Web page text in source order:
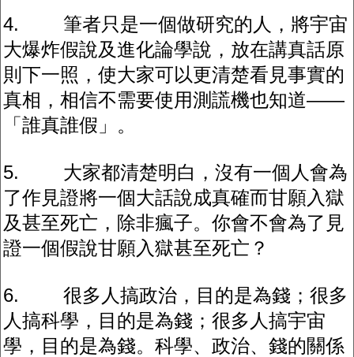
4. 筆者只是一個做研究的人，將宇宙
大爆炸假說及進化論學說，放在講真話原
則下一照，使大家可以更清楚看見事實的
真相，相信不需要使用測謊機也知道——
「誰真誰假」。
5. 大家都清楚明白，沒有一個人會為
了作見證將一個大話說成真確而甘願入獄
及甚至死亡，除非瘋子。你會不會為了見
證一個假說甘願入獄甚至死亡？
6. 很多人搞政治，目的是為錢；很多
人搞科學，目的是為錢；很多人搞宇宙
學，目的是為錢。科學、政治、錢的關係